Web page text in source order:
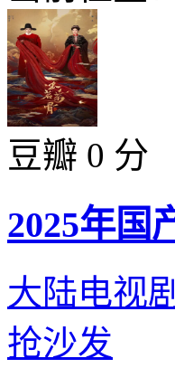
豆瓣 0 分
2025年国
大陆电视剧
抢沙发